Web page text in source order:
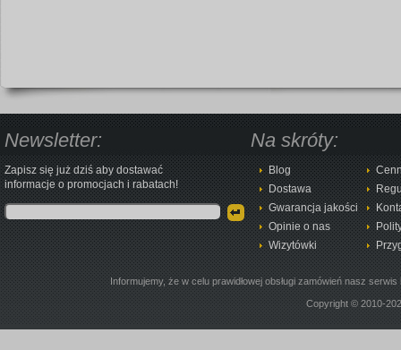
Newsletter:
Zapisz się już dziś aby dostawać
informacje o promocjach i rabatach!
Na skróty:
Blog
Dostawa
Gwarancja jakości
Opinie o nas
Wizytówki
Informujemy, że w celu prawidłowej obsługi zamówień nasz
Copyright © 2010-